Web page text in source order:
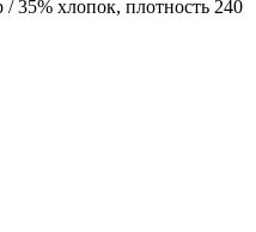
35% хлопок, плотность 240